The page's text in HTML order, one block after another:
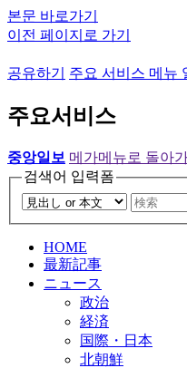
본문 바로가기
이전 페이지로 가기
공유하기 주요 서비스 메뉴
주요서비스
중앙일보 메가메뉴로 돌아가
검색어 입력폼
HOME
最新記事
ニュース
政治
経済
国際・日本
北朝鮮